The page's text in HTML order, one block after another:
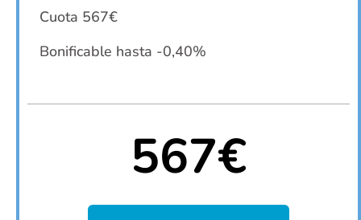
Cuota 567€
Bonificable hasta -0,40%
567€